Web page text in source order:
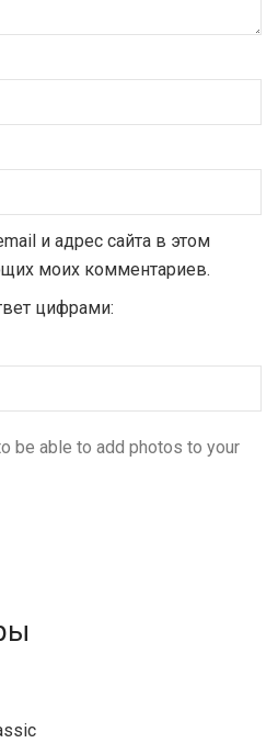
и адрес сайта в этом
моих комментариев.
цифрами:
be able to add photos to your